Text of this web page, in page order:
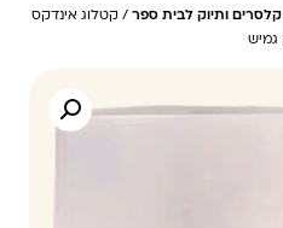
קלסרים ותיוק לבית ספר / קטלוג אינדקס